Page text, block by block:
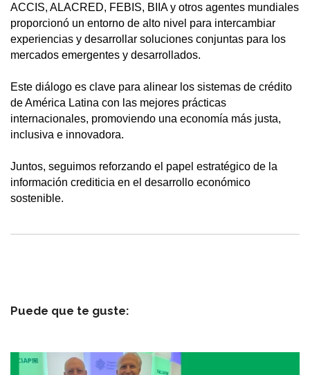
ACCIS, ALACRED, FEBIS, BIIA y otros agentes mundiales
proporcionó un entorno de alto nivel para intercambiar
experiencias y desarrollar soluciones conjuntas para los
mercados emergentes y desarrollados.
Este diálogo es clave para alinear los sistemas de crédito
de América Latina con las mejores prácticas
internacionales, promoviendo una economía más justa,
inclusiva e innovadora.
Juntos, seguimos reforzando el papel estratégico de la
información crediticia en el desarrollo económico
sostenible.
Puede que te guste: